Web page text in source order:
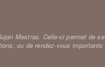
Mestras. Celle-ci permet de se
ou de rendez-vous importants